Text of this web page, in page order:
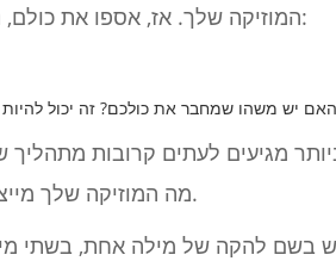
המוזיקה שלך. אז, אספו את כולם, הזמינו פיצה מטייק, קחו עט ונייר ותתחילו לשאול את עצמכם:
מגיעים לעתים קרובות
מה המוזיקה שלך מייצגת, כמו גם כל מילים, נושאים או רעיונות שאתה שואף לבטא.
להקה של מילה אחת, בשתי